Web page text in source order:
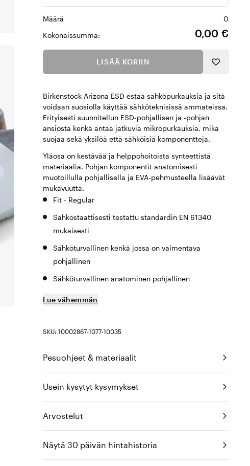
Määrä
0
Kokonaissumma:
0,00 €
LISÄÄ KORIIN
Birkenstock Arizona ESD estää sähköpurkauksia ja sitä
voidaan suosiolla käyttää sähköteknisissä ammateissa.
Erityisesti suunnitellun ESD-pohjallisen ja -pohjan
ansiosta kenkä antaa jatkuvia mikropurkauksia, mikä
suojaa sekä yksilöä että sähköisiä komponentteja.
Yläosa on kestävää ja helppohoitoista synteettistä
materiaalia. Pohjan komponentit anatomisesti
muotoillulla pohjallisella ja EVA-pehmusteella lisäävät
mukavuutta.
Fit - Regular
Sähköstaattisesti testattu standardin EN 61340
mukaisesti
Sähköturvallinen kenkä jossa on vaimentava
pohjallinen
Sähköturvallinen anatominen pohjallinen
Lue vähemmän
SKU: 10002867-1077-10035
Pesuohjeet & materiaalit
Usein kysytyt kysymykset
Arvostelut
Näytä 30 päivän hintahistoria